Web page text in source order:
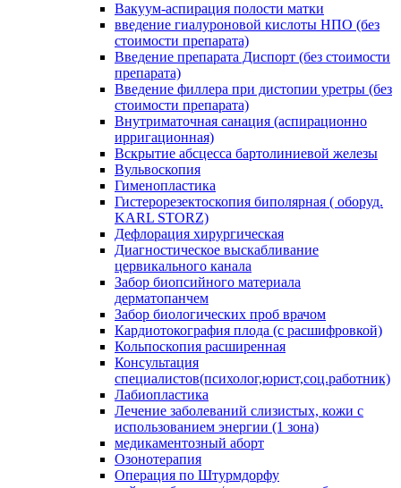
Вакуум-аспирация полости матки
введение гиалуроновой кислоты НПО (без
стоимости препарата)
Введение препарата Диспорт (без стоимости
препарата)
Введение филлера при дистопии уретры (без
стоимости препарата)
Внутриматочная санация (аспирационно
ирригационная)
Вскрытие абсцесса бартолиниевой железы
Вульвоскопия
Гименопластика
Гистерорезектоскопия биполярная ( оборуд.
KARL STORZ)
Дефлорация хирургическая
Диагностическое выскабливание
цервикального канала
Забор биопсийного материала
дерматопанчем
Забор биологических проб врачом
Кардиотокография плода (с расшифровкой)
Кольпоскопия расширенная
Консультация
специалистов(психолог,юрист,соц.работник)
Лабиопластика
Лечение заболеваний слизистых, кожи с
использованием энергии (1 зона)
медикаментозный аборт
Озонотерапия
Операция по Штурмдорфу